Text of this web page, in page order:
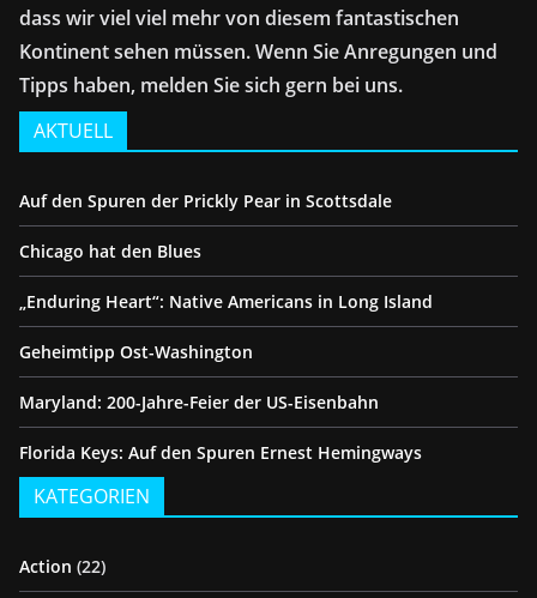
dass wir viel viel mehr von diesem fantastischen
Kontinent sehen müssen. Wenn Sie Anregungen und
Tipps haben, melden Sie sich gern bei uns.
AKTUELL
Auf den Spuren der Prickly Pear in Scottsdale
Chicago hat den Blues
„Enduring Heart“: Native Americans in Long Island
Geheimtipp Ost-Washington
Maryland: 200-Jahre-Feier der US-Eisenbahn
Florida Keys: Auf den Spuren Ernest Hemingways
KATEGORIEN
Action (22)